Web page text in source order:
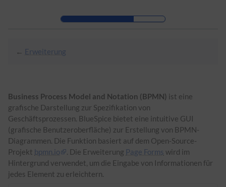
Zur Hauptnavigation
← Erweiterung
Business Process Model and Notation (BPMN) ist eine
grafische Darstellung zur Spezifikation von
Geschäftsprozessen. BlueSpice bietet eine intuitive GUI
(grafische Benutzeroberfläche) zur Erstellung von BPMN-
Diagrammen. Die Funktion basiert auf dem Open-Source-
Projekt bpmn.io . Die Erweiterung Page Forms wird im
Hintergrund verwendet, um die Eingabe von Informationen für
jedes Element zu erleichtern.